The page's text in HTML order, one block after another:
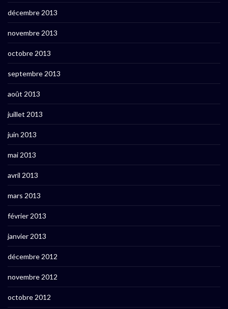
décembre 2013
novembre 2013
octobre 2013
septembre 2013
août 2013
juillet 2013
juin 2013
mai 2013
avril 2013
mars 2013
février 2013
janvier 2013
décembre 2012
novembre 2012
octobre 2012